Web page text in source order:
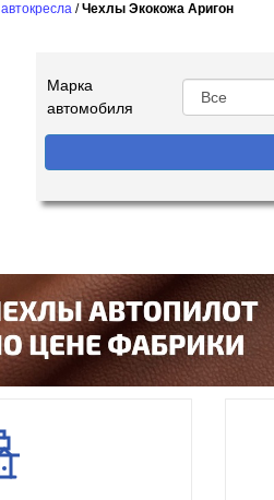
/Чехлы Экокожа Аригон
Марка
автомобиля